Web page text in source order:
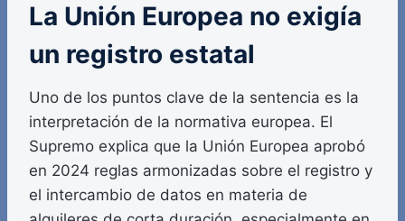
La Unión Europea no exigía
un registro estatal
Uno de los puntos clave de la sentencia es la
interpretación de la normativa europea. El
Supremo explica que la Unión Europea aprobó
en 2024 reglas armonizadas sobre el registro y
el intercambio de datos en materia de